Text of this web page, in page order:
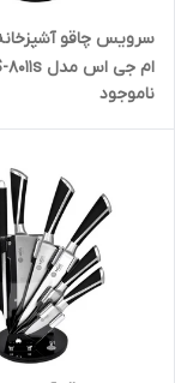
ام جی اس مدل KS-8011s
ناموجود